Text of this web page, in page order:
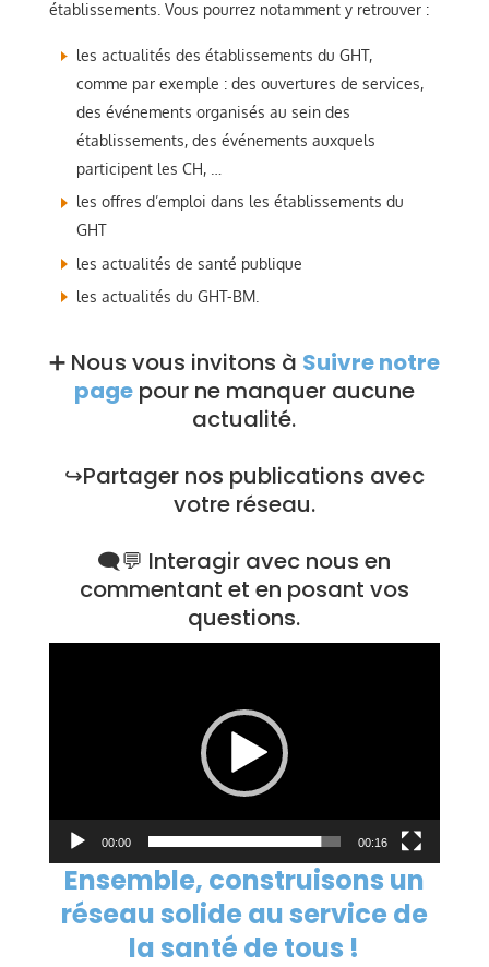
établissements. Vous pourrez notamment y retrouver :
les actualités des établissements du GHT,
comme par exemple : des ouvertures de services,
des événements organisés au sein des
établissements, des événements auxquels
participent les CH, …
les offres d’emploi dans les établissements du
GHT
les actualités de santé publique
les actualités du GHT-BM.
➕ Nous vous invitons à Suivre notre
pagepour ne manquer aucune
actualité.
↪️Partager nos publications avec
votre réseau.
🗨️💬 Interagir avec nous en
commentant et en posant vos
questions.
00:00 00:16
Ensemble, construisons un
réseau solide au service de
la santé de tous !